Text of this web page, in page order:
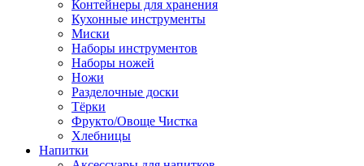
Контейнеры для хранения
Кухонные инструменты
Миски
Наборы инструментов
Наборы ножей
Ножи
Разделочные доски
Тёрки
Фрукто/Овоще Чистка
Хлебницы
Напитки